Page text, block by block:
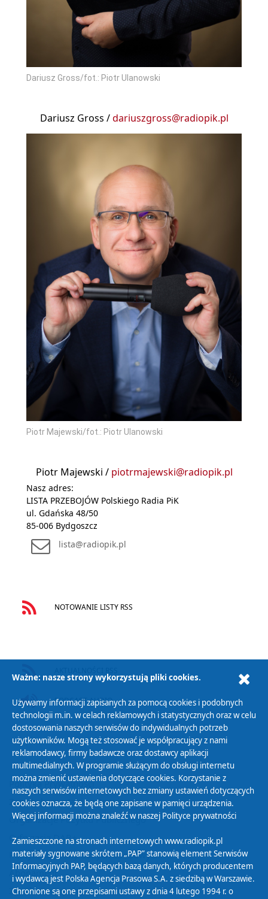
Dariusz Gross/fot.: Piotr Ulanowski
Dariusz Gross /dariuszgross@radiopik.pl
Piotr Majewski/fot.: Piotr Ulanowski
Piotr Majewski / piotrmajewski@radiopik.pl
Nasz adres:
LISTA PRZEBOJÓW Polskiego Radia PiK
ul. Gdańska 48/50
85-006 Bydgoszcz
lista@radiopik.pl
NOTOWANIE LISTY RSS
PODCAST AUDIO
Polityka Prywatności
Zasady korzystania z Serwisu
Organizacje Pożytku Publicznego
Cyfryzacja DAB+
Polityka ochrony danych osobowych
Abonament
Zamówienia publiczne
Ważne: nasze strony wykorzystują pliki cookies.
Używamy informacji zapisanych za pomocą cookies i podobnych
technologii m.in. w celach reklamowych i statystycznych oraz w celu
dostosowania naszych serwisów do indywidualnych potrzeb
użytkowników. Mogą też stosować je współpracujący z nami
reklamodawcy, firmy badawcze oraz dostawcy aplikacji
multimedialnych. W programie służącym do obsługi internetu
można zmienić ustawienia dotyczące cookies. Korzystanie z
naszych serwisów internetowych bez zmiany ustawień dotyczących
cookies oznacza, że będą one zapisane w pamięci urządzenia.
Więcej informacji można znaleźć w naszej Polityce prywatności
Zamieszczone na stronach internetowych www.radiopik.pl
materiały sygnowane skrótem „PAP” stanowią element Serwisów
Informacyjnych PAP, będących bazą danych, których producentem
i wydawcą jest Polska Agencja Prasowa S.A. z siedzibą w Warszawie.
Chronione są one przepisami ustawy z dnia 4 lutego 1994 r. o